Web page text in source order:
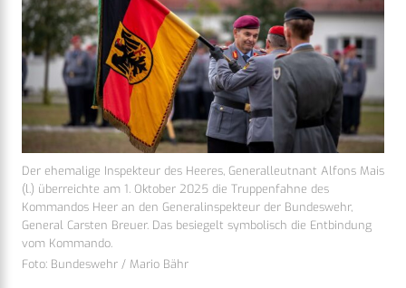
Der ehemalige Inspekteur des Heeres, Generalleutnant Alfons Mais
(l.) überreichte am 1. Oktober 2025 die Truppenfahne des
Kommandos Heer an den Generalinspekteur der Bundeswehr,
General Carsten Breuer. Das besiegelt symbolisch die Entbindung
vom Kommando.
Foto: Bundeswehr / Mario Bähr